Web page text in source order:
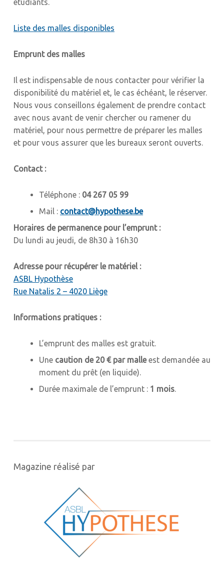
étudiants.
Liste des malles disponibles
Emprunt des malles
Il est indispensable de nous contacter pour vérifier la
disponibilité du matériel et, le cas échéant, le réserver.
Nous vous conseillons également de prendre contact
avec nous avant de venir chercher ou ramener du
matériel, pour nous permettre de préparer les malles
et pour vous assurer que les bureaux seront ouverts.
Contact :
Téléphone : 04 267 05 99
Mail : contact@hypothese.be
Horaires de permanence pour l’emprunt :
Du lundi au jeudi, de 8h30 à 16h30
Adresse pour récupérer le matériel :
ASBL Hypothèse
Rue Natalis 2 – 4020 Liège
Informations pratiques :
L’emprunt des malles est gratuit.
Une caution de 20 € par malleest demandée au
moment du prêt (en liquide).
Durée maximale de l’emprunt : 1 mois.
Magazine réalisé par